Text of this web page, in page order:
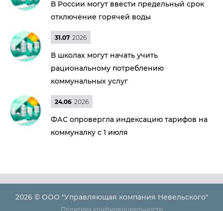
В России могут ввести предельный срок
отключение горячей воды
31.07 2026
В школах могут начать учить
рациональному потреблению
коммунальных услуг
24.06 2026
ФАС опровергла индексацию тарифов на
коммуналку с 1 июля
2026 © ООО "Управляющая компания Невельского"
Политика конфиденциальности